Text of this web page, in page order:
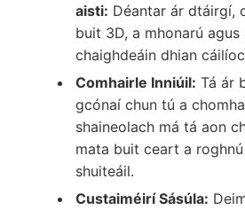
aisti: Déantar ár dtáirgí,
buit 3D, a mhonarú
chaighdeáin dhian
Comhairle Inniúil: Tá ár
gcónaí chun tú a
shaineolach má tá aon
mata buit ceart a
shuiteáil.
Custaiméirí Sásúla: